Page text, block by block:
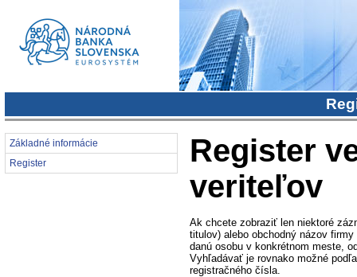
Základné informácie
Register
Register
veriteľov
Ak chcete zobraziť len niektoré
titulov) alebo obchodný názov
danú osobu v konkrétnom meste,
Vyhľadávať je rovnako možné
registračného čísla.